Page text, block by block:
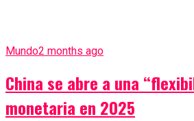
Mundo2 months ago
China se abre a una
monetaria en 2025